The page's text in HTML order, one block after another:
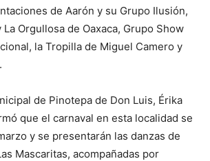
de Aarón y su Grupo Ilusión,
La Orgullosa de Oaxaca, Grupo Show
la Tropilla de Miguel Camero y
de Pinotepa de Don Luis, Érika
que el carnaval en esta localidad se
y se presentarán las danzas de
Mascaritas, acompañadas por